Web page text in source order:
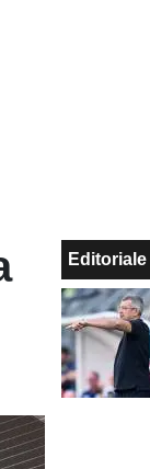
Editoriale